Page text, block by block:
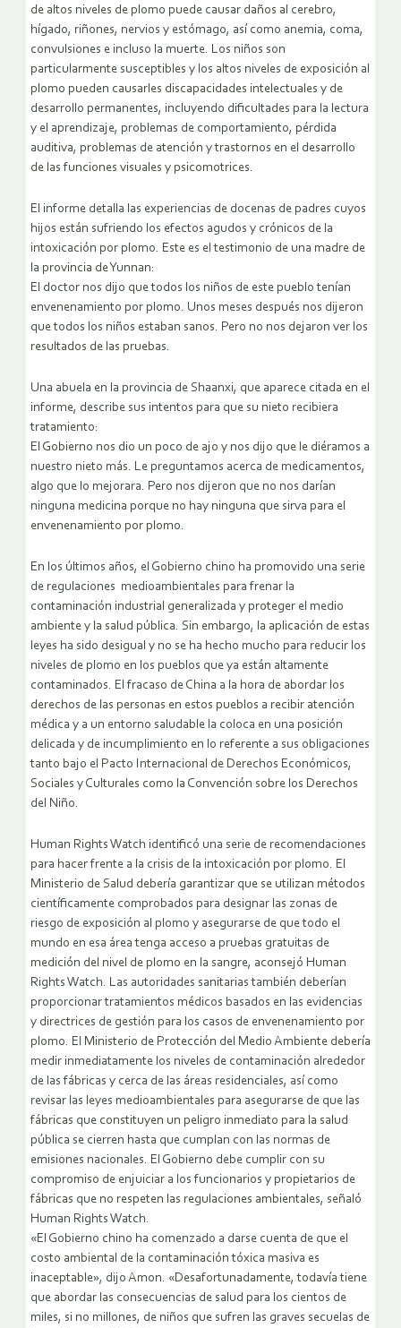
de altos niveles de plomo puede causar daños al cerebro,
hígado, riñones, nervios y estómago, así como anemia, coma,
convulsiones e incluso la muerte. Los niños son
particularmente susceptibles y los altos niveles de exposición al
plomo pueden causarles discapacidades intelectuales y de
desarrollo permanentes, incluyendo dificultades para la lectura
y el aprendizaje, problemas de comportamiento, pérdida
auditiva, problemas de atención y trastornos en el desarrollo
de las funciones visuales y psicomotrices.
El informe detalla las experiencias de docenas de padres cuyos
hijos están sufriendo los efectos agudos y crónicos de la
intoxicación por plomo. Este es el testimonio de una madre de
la provincia de Yunnan:
El doctor nos dijo que todos los niños de este pueblo tenían
envenenamiento por plomo. Unos meses después nos dijeron
que todos los niños estaban sanos. Pero no nos dejaron ver los
resultados de las pruebas.
Una abuela en la provincia de Shaanxi, que aparece citada en el
informe, describe sus intentos para que su nieto recibiera
tratamiento:
El Gobierno nos dio un poco de ajo y nos dijo que le diéramos a
nuestro nieto más. Le preguntamos acerca de medicamentos,
algo que lo mejorara. Pero nos dijeron que no nos darían
ninguna medicina porque no hay ninguna que sirva para el
envenenamiento por plomo.
En los últimos años, el Gobierno chino ha promovido una serie
de regulaciones medioambientales para frenar la
contaminación industrial generalizada y proteger el medio
ambiente y la salud pública. Sin embargo, la aplicación de estas
leyes ha sido desigual y no se ha hecho mucho para reducir los
niveles de plomo en los pueblos que ya están altamente
contaminados. El fracaso de China a la hora de abordar los
derechos de las personas en estos pueblos a recibir atención
médica y a un entorno saludable la coloca en una posición
delicada y de incumplimiento en lo referente a sus obligaciones
tanto bajo el Pacto Internacional de Derechos Económicos,
Sociales y Culturales como la Convención sobre los Derechos
del Niño.
Human Rights Watch identificó una serie de recomendaciones
para hacer frente a la crisis de la intoxicación por plomo. El
Ministerio de Salud debería garantizar que se utilizan métodos
científicamente comprobados para designar las zonas de
riesgo de exposición al plomo y asegurarse de que todo el
mundo en esa área tenga acceso a pruebas gratuitas de
medición del nivel de plomo en la sangre, aconsejó Human
Rights Watch. Las autoridades sanitarias también deberían
proporcionar tratamientos médicos basados en las evidencias
y directrices de gestión para los casos de envenenamiento por
plomo. El Ministerio de Protección del Medio Ambiente debería
medir inmediatamente los niveles de contaminación alrededor
de las fábricas y cerca de las áreas residenciales, así como
revisar las leyes medioambientales para asegurarse de que las
fábricas que constituyen un peligro inmediato para la salud
pública se cierren hasta que cumplan con las normas de
emisiones nacionales. El Gobierno debe cumplir con su
compromiso de enjuiciar a los funcionarios y propietarios de
fábricas que no respeten las regulaciones ambientales, señaló
Human Rights Watch.
«El Gobierno chino ha comenzado a darse cuenta de que el
costo ambiental de la contaminación tóxica masiva es
inaceptable», dijo Amon. «Desafortunadamente, todavía tiene
que abordar las consecuencias de salud para los cientos de
miles, si no millones, de niños que sufren las graves secuelas de